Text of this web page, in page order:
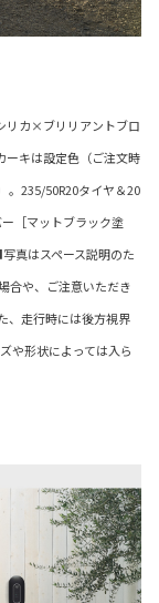
リカ×ブリリアントブロ
ーキは設定色（ご注文時
。235/50R20タイヤ＆20
［マットブラック塗
真はスペース説明のた
合や、ご注意いただき
、走行時には後方視界
や形状によっては入ら